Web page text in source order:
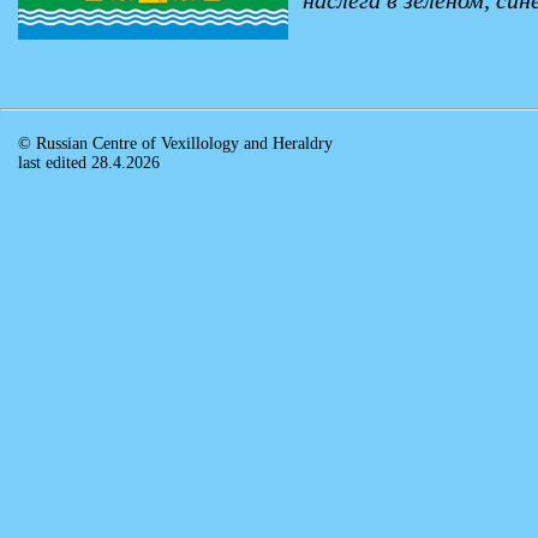
© Russian Centre of Vexillology and Heraldry
last edited 28.4.2026